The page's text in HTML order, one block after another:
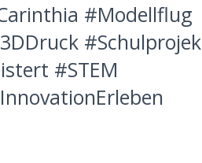
#Modellflug
#STEM